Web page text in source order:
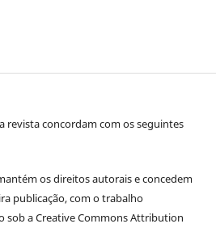
revista concordam com os seguintes
os direitos autorais e concedem
publicação, com o trabalho
sob a Creative Commons Attribution